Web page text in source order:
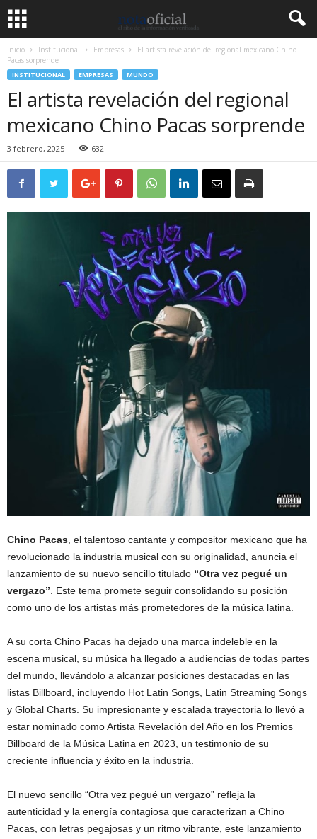
Inicio Institucional Empresas
El artista revelación del regional mexicano Chino
Pacas sorprende
INSTITUCIONAL EMPRESAS MUNDO
El artista revelación del regional
mexicano Chino Pacas sorprende
3 febrero, 2025 632
Chino Pacas, el talentoso cantante y compositor mexicano que ha
revolucionado la industria musical con su originalidad, anuncia el
lanzamiento de su nuevo sencillo titulado “Otra vez pegué un
vergazo”. Este tema promete seguir consolidando su posición
como uno de los artistas más prometedores de la música latina.
A su corta Chino Pacas ha dejado una marca indeleble en la
escena musical, su música ha llegado a audiencias de todas partes
del mundo, llevándolo a alcanzar posiciones destacadas en las
listas Billboard, incluyendo Hot Latin Songs, Latin Streaming Songs
y Global Charts. Su impresionante y escalada trayectoria lo llevó a
estar nominado como Artista Revelación del Año en los Premios
Billboard de la Música Latina en 2023, un testimonio de su
creciente influencia y éxito en la industria.
El nuevo sencillo “Otra vez pegué un vergazo” refleja la
autenticidad y la energía contagiosa que caracterizan a Chino
Pacas, con letras pegajosas y un ritmo vibrante, este lanzamiento